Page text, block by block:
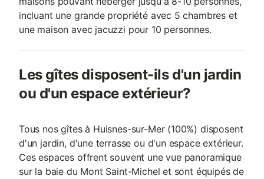
incluant une grande propriété avec 5 chambres et
une maison avec jacuzzi pour 10 personnes.
Les gîtes disposent-ils d'un jardin
ou d'un espace extérieur?
Tous nos gîtes à Huisnes-sur-Mer (100%) disposent
d'un jardin, d'une terrasse ou d'un espace extérieur.
Ces espaces offrent souvent une vue panoramique
sur la baie du Mont Saint-Michel et sont équipés de